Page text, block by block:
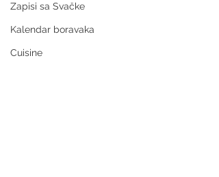
Zapisi sa Svačke
Kalendar boravaka
Cuisine